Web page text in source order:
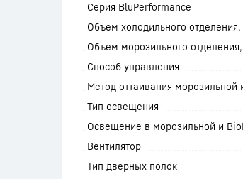
Серия BluPerformance
Объем холодильного отделения,
Объем морозильного
Способ управления
Метод оттаивания морозильной
Тип освещения
Освещение в морозильной и
Вентилятор
Тип дверных полок